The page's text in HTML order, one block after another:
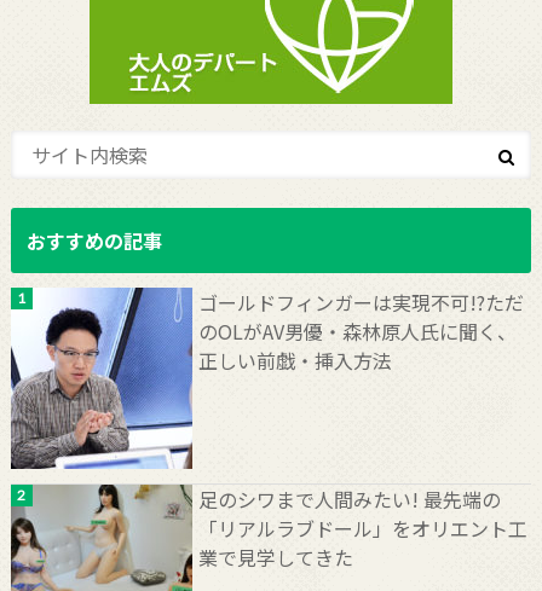
おすすめの記事
ゴールドフィンガーは実現不可!?ただ
のOLがAV男優・森林原人氏に聞く、
正しい前戯・挿入方法
足のシワまで人間みたい! 最先端の
「リアルラブドール」をオリエント工
業で見学してきた